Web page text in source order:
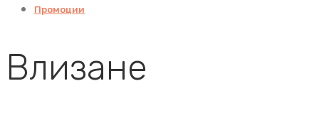
Промоции
Влизане